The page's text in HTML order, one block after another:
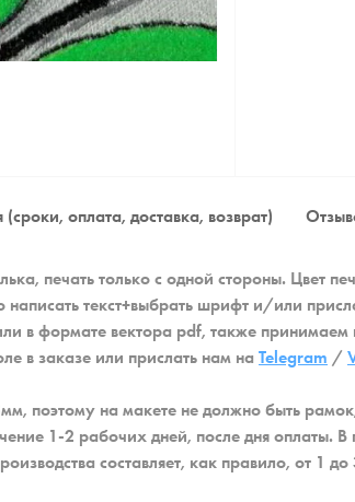
(сроки, оплата, доставка, возврат)
печать только с одной стороны. Цвет
текст+выбрать шрифт и/или
в формате вектора pdf, также
в заказе или прислать нам на Telegram /
поэтому на макете не должно быть
1-2 рабочих дней, после дня оплаты. В
составляет, как правило, от 1